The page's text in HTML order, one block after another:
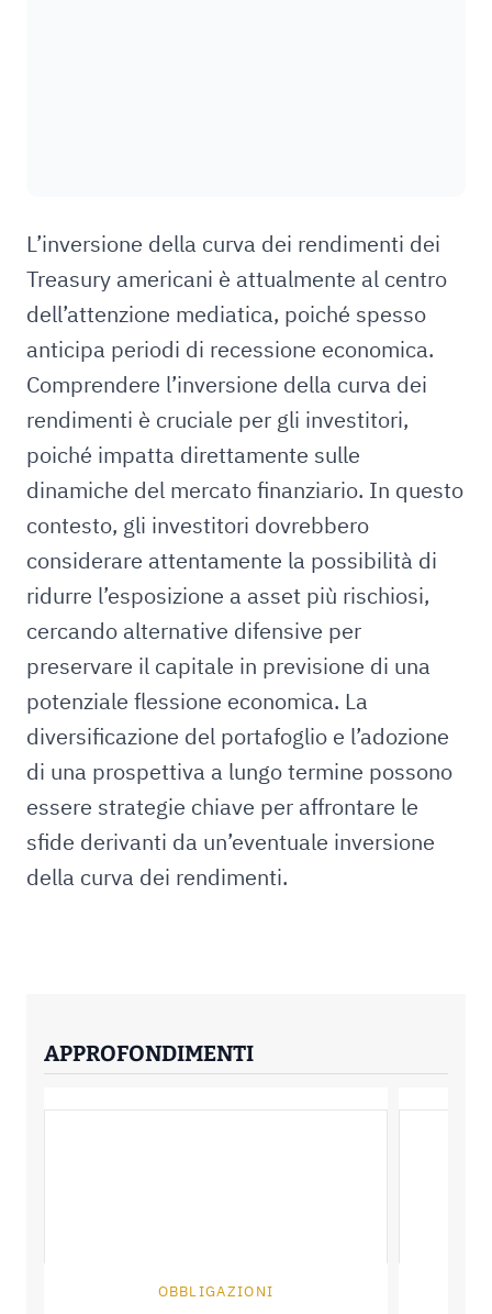
L’inversione della curva dei rendimenti dei
Treasury americani è attualmente al centro
dell’attenzione mediatica, poiché spesso
anticipa periodi di recessione economica.
Comprendere l’inversione della curva dei
rendimenti è cruciale per gli investitori,
poiché impatta direttamente sulle
dinamiche del mercato finanziario. In questo
contesto, gli investitori dovrebbero
considerare attentamente la possibilità di
ridurre l’esposizione a asset più rischiosi,
cercando alternative difensive per
preservare il capitale in previsione di una
potenziale flessione economica. La
diversificazione del portafoglio e l’adozione
di una prospettiva a lungo termine possono
essere strategie chiave per affrontare le
sfide derivanti da un’eventuale inversione
della curva dei rendimenti.
APPROFONDIMENTI
OBBLIGAZIONI